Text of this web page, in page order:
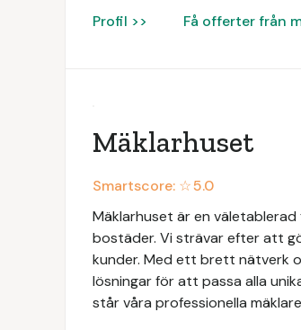
Profil >> Få offerter från
Mäklarhuset
Smartscore: ☆5.0
Mäklarhuset är en
bostäder. Vi strävar efter att
kunder. Med ett brett nätverk
lösningar för att passa alla
står våra professionella